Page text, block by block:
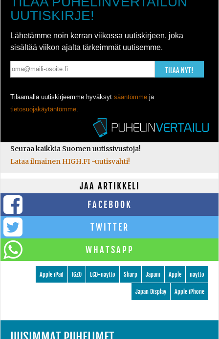
UUTISKIRJE!
Lähetämme noin kerran viikossa uutiskirjeen, joka
sisältää viikon ajalta tärkeimmät uutisemme.
TILAA NYT!
Tilaamalla uutiskirjeemme hyväksyt sääntömme ja
tietosuojakäytäntömme
Seuraa kaikkia Suomen uutissivustoja!
Lataa ilmainen HIGH.FI -uutisvahti!
JAA ARTIKKELI
FACEBOOK
TWITTER
WHATSAPP
näyttö
Apple
Japani
Sharp
LCD-näyttö
IGZO
Apple iPad
Apple iPhone
Japan Display